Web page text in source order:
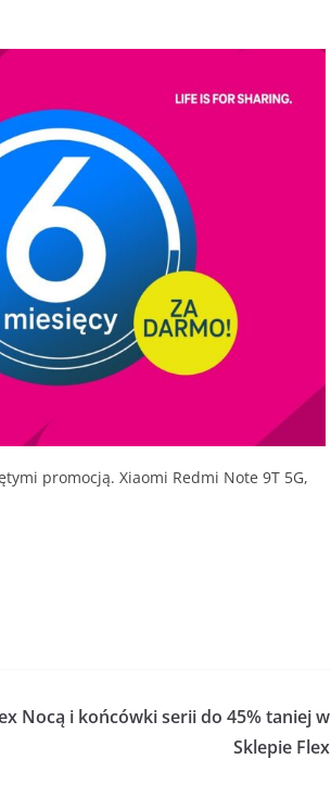
promocją. Xiaomi Redmi Note 9T 5G,
Nocą i końcówki serii do 45% taniej w
Sklepie Flex